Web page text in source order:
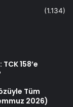
(1.134)
158’e
Tüm
2026)